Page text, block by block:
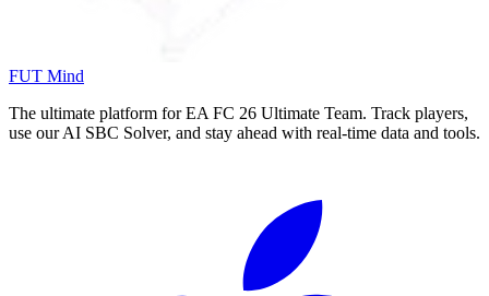
FUT Mind
The ultimate platform for EA FC 26 Ultimate Team. Track players,
use our AI SBC Solver, and stay ahead with real-time data and tools.